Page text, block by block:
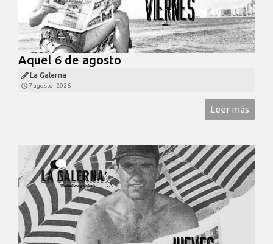
Aquel 6 de agosto
La Galerna
7 agosto, 2026
Leer más